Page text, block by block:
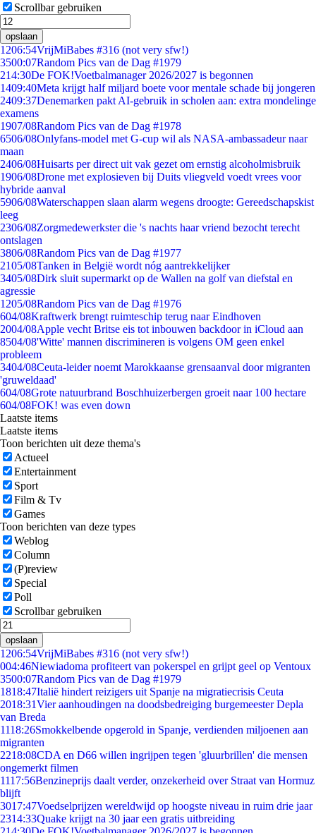
Scrollbar gebruiken
opslaan
1206:54VrijMiBabes #316 (not very sfw!)
3500:07Random Pics van de Dag #1979
214:30De FOK!Voetbalmanager 2026/2027 is begonnen
1409:40Meta krijgt half miljard boete voor mentale schade bij jongeren
2409:37Denemarken pakt AI-gebruik in scholen aan: extra mondelinge
examens
1907/08Random Pics van de Dag #1978
6506/08Onlyfans-model met G-cup wil als NASA-ambassadeur naar
maan
2406/08Huisarts per direct uit vak gezet om ernstig alcoholmisbruik
1906/08Drone met explosieven bij Duits vliegveld voedt vrees voor
hybride aanval
5906/08Waterschappen slaan alarm wegens droogte: Gereedschapskist
leeg
2306/08Zorgmedewerkster die 's nachts haar vriend bezocht terecht
ontslagen
3806/08Random Pics van de Dag #1977
2105/08Tanken in België wordt nóg aantrekkelijker
3405/08Dirk sluit supermarkt op de Wallen na golf van diefstal en
agressie
1205/08Random Pics van de Dag #1976
604/08Kraftwerk brengt ruimteschip terug naar Eindhoven
2004/08Apple vecht Britse eis tot inbouwen backdoor in iCloud aan
8504/08'Witte' mannen discrimineren is volgens OM geen enkel
probleem
3404/08Ceuta-leider noemt Marokkaanse grensaanval door migranten
'gruweldaad'
604/08Grote natuurbrand Boschhuizerbergen groeit naar 100 hectare
604/08FOK! was even down
Laatste items
Laatste items
Toon berichten uit deze thema's
Actueel
Entertainment
Sport
Film & Tv
Games
Toon berichten van deze types
Weblog
Column
(P)review
Special
Poll
Scrollbar gebruiken
opslaan
1206:54VrijMiBabes #316 (not very sfw!)
004:46Niewiadoma profiteert van pokerspel en grijpt geel op Ventoux
3500:07Random Pics van de Dag #1979
1818:47Italië hindert reizigers uit Spanje na migratiecrisis Ceuta
2018:31Vier aanhoudingen na doodsbedreiging burgemeester Depla
van Breda
1118:26Smokkelbende opgerold in Spanje, verdienden miljoenen aan
migranten
2218:08CDA en D66 willen ingrijpen tegen 'gluurbrillen' die mensen
ongemerkt filmen
1117:56Benzineprijs daalt verder, onzekerheid over Straat van Hormuz
blijft
3017:47Voedselprijzen wereldwijd op hoogste niveau in ruim drie jaar
2314:33Quake krijgt na 30 jaar een gratis uitbreiding